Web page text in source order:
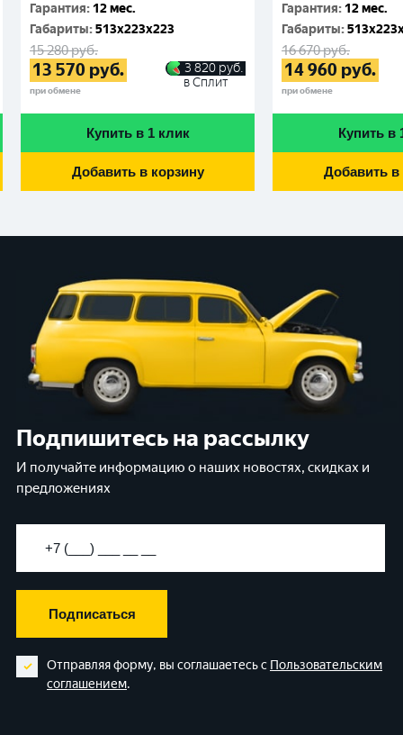
Гарантия: 12 мес.
Габариты:513x223x223
15 280руб.
13 570 руб.
при обмене
3 820 руб.
в Сплит
Купить в 1 клик
Добавить в корзину
Гарантия: 12 мес.
Габариты:
16 670руб.
14 960 руб.
при обмене
Купить в
Добавить в
Подпишитесь на рассылку
И получайте информацию о наших новостях, скидках и
предложениях
Подписаться
Отправляя форму, вы соглашаетесь с Пользовательским
соглашением.